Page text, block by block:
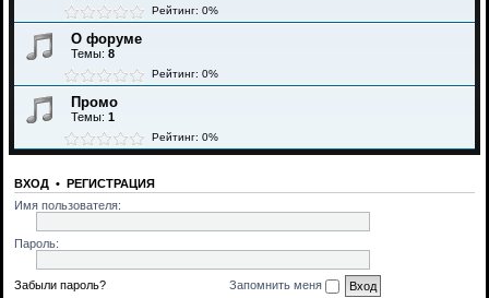
Рейтинг: 0%
О форуме
Темы: 8
Рейтинг: 0%
Промо
Темы: 1
Рейтинг: 0%
ВХОД • РЕГИСТРАЦИЯ
Имя пользователя:
Пароль:
Забыли пароль? Запомнить меня